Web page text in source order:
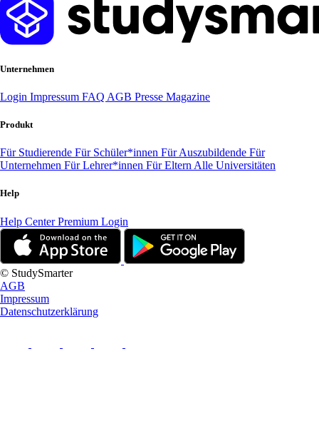
Unternehmen
Login Impressum FAQ AGB Presse Magazine
Produkt
Für Studierende Für Schüler*innen Für Auszubildende Für
Unternehmen Für Lehrer*innen Für Eltern Alle Universitäten
Help
Help CenterPremium Login
© StudySmarter
AGB
Impressum
Datenschutzerklärung